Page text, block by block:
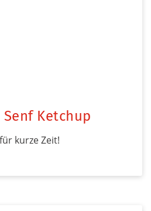
Ketchup
kurze Zeit!